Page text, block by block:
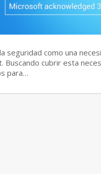
seguridad como una
Buscando cubrir esta
para…